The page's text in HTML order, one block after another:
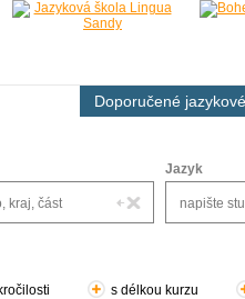
Doporučené
Jazyk
s délkou kurzu